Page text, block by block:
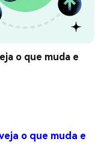
o que muda e
o que muda e